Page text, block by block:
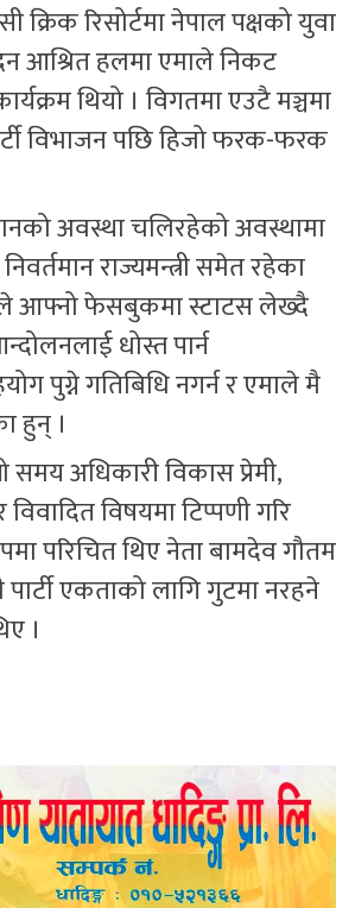
क्रिक रिसोर्टमा नेपाल पक्षको युवा
आश्रित हलमा एमाले निकट
थियो । विगतमा एउटै मञ्चमा
विभाजन पछि हिजो फरक-फरक
अवस्था चलिरहेको अवस्थामा
राज्यमन्त्री समेत रहेका
आफ्नो फेसबुकमा स्टाटस लेख्दै
धोस्त पार्न
पुग्ने गतिबिधि नगर्न र एमाले मै
हुन् ।
समय अधिकारी विकास प्रेमी,
विषयमा टिप्पणी गरि
परिचित थिए नेता बामदेव गौतम
एकताको लागि गुटमा नरहने
।